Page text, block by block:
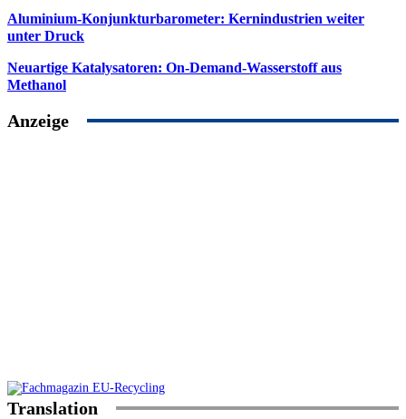
Aluminium-Konjunkturbarometer: Kernindustrien weiter
unter Druck
Neuartige Katalysatoren: On-Demand-Wasserstoff aus
Methanol
Anzeige
Translation